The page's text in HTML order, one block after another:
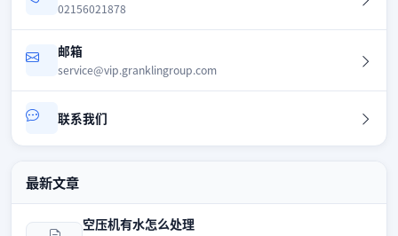
02156021878
邮箱
service@vip.granklingroup.com
联系我们
最新文章
空压机有水怎么处理